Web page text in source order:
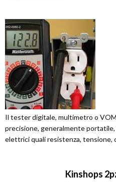
Il tester digitale, multimetro o
precisione, generalmente
elettrici quali resistenza, tensione,
Kinshops